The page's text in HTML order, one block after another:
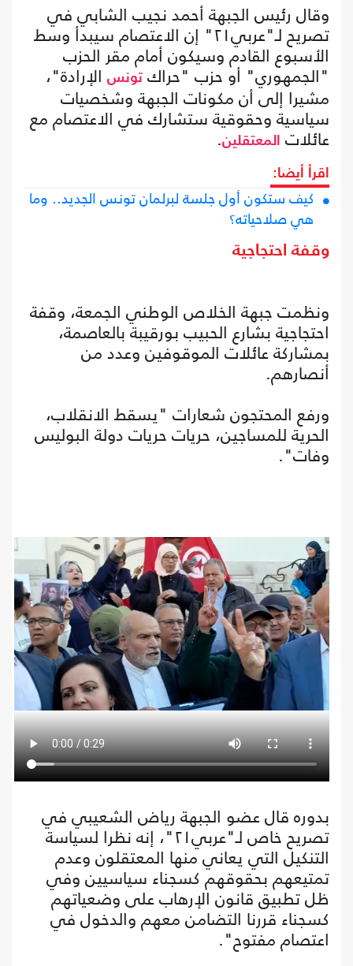
وقال رئيس الجبهة أحمد نجيب الشابي في
تصريح لـ"عربي٢١" إن الاعتصام سيبدأ وسط
الأسبوع القادم وسيكون أمام مقر الحزب
"الجمهوري" أو حزب "حراك تونس الإرادة"،
مشيرا إلى أن مكونات الجبهة وشخصيات
سياسية وحقوقية ستشارك في الاعتصام مع
عائلات المعتقلين.
اقرأ أيضا:
كيف ستكون أول جلسة لبرلمان تونس الجديد.. وما
هي صلاحياته؟
وقفة احتجاجية
ونظمت جبهة الخلاص الوطني الجمعة، وقفة
احتجاجية بشارع الحبيب بورقيبة بالعاصمة،
بمشاركة عائلات الموقوفين وعدد من
أنصارهم.
ورفع المحتجون شعارات "يسقط الانقلاب،
الحرية للمساجين، حريات حريات دولة البوليس
وفات".
بدوره قال عضو الجبهة رياض الشعيبي في
تصريح خاص لـ"عربي٢١"، إنه نظرا لسياسة
التنكيل التي يعاني منها المعتقلون وعدم
تمتيعهم بحقوقهم كسجناء سياسيين وفي
ظل تطبيق قانون الإرهاب على وضعياتهم
كسجناء قررنا التضامن معهم والدخول في
اعتصام مفتوح".